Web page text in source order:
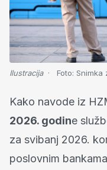
Ilustracija Foto: Snimka
Kako navode iz
2026. godine
za svibanj 2026.
poslovnim